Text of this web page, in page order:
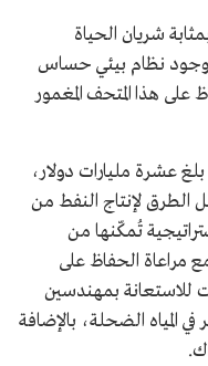
شريان الحياة
نظام بيئي حساس
على هذا المتحف المغمور
أولي بلغ عشرة مليارات دولار،
الطرق لإنتاج النفط من
تُمكّنها من
مراعاة الحفاظ على
للاستعانة بمهندسين
الضحلة، بالإضافة